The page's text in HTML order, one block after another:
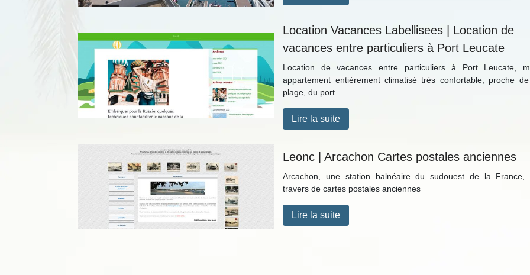
Location Vacances Labellisees | Location de
vacances entre par­ticu­liers à Port Leucate
Location de vacances entre particuliers à Port Leucate,
appartement entièrement climatisé très confortable, proche
plage, du port…
Lire la suite
Leonc | Arcachon Cartes postales anciennes
Arcachon, une station balnéaire du sudouest de la France,
travers de cartes postales anciennes
Lire la suite